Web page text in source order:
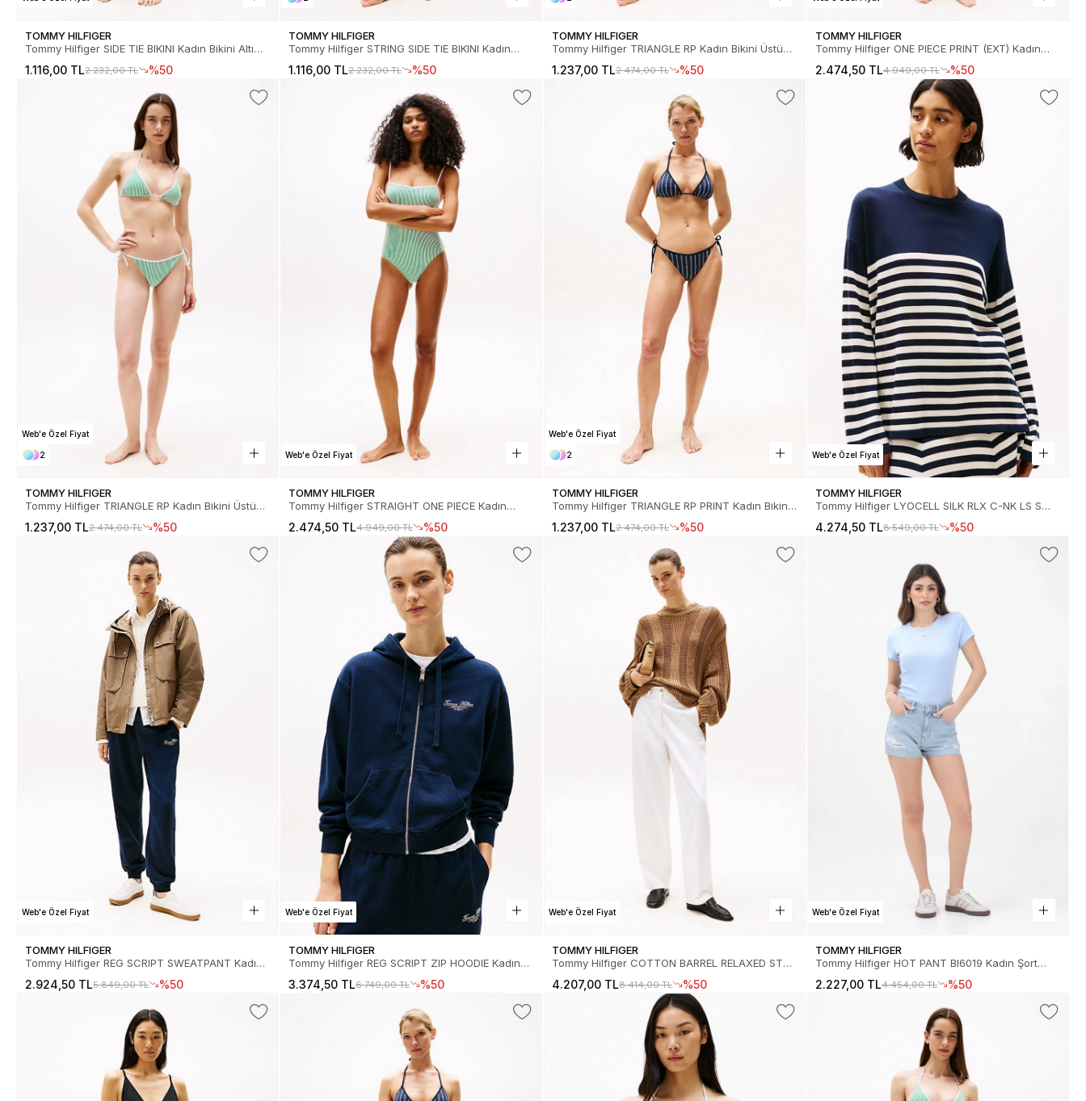
TOMMY HILFIGER
Tommy Hilfiger SIDE TIE BIKINI Kadın Bikini Altı
1.116,00 TL2.232,00 TL %50
TOMMY HILFIGER
Tommy Hilfiger STRING SIDE TIE BIKINI Kadın
1.116,00 TL2.232,00 TL %50
TOMMY HILFIGER
Tommy Hilfiger TRIANGLE RP Kadın Bikini Üstü
1.237,00 TL2.474,00 TL %50
TOMMY HILFIGER
Tommy Hilfiger ONE PIECE PRINT (EXT) Kadın
2.474,50 TL4.949,00 TL %50
Web'e Özel Fiyat
2
TOMMY HILFIGER
Tommy Hilfiger TRIANGLE RP Kadın Bikini Üstü
1.237,00 TL2.474,00 TL %50
Web'e Özel Fiyat
TOMMY HILFIGER
Tommy Hilfiger STRAIGHT ONE PIECE Kadın
2.474,50 TL4.949,00 TL %50
Web'e Özel Fiyat
2
TOMMY HILFIGER
Tommy Hilfiger TRIANGLE RP PRINT Kadın Bikini
1.237,00 TL2.474,00 TL %50
Web'e Özel Fiyat
TOMMY HILFIGER
Tommy Hilfiger LYOCELL SILK RLX C-NK LS SWT
4.274,50 TL8.549,00 TL %50
Web'e Özel Fiyat
TOMMY HILFIGER
Tommy Hilfiger REG SCRIPT SWEATPANT Kadın
2.924,50 TL5.849,00 TL %50
Web'e Özel Fiyat
TOMMY HILFIGER
Tommy Hilfiger REG SCRIPT ZIP HOODIE Kadın
3.374,50 TL6.749,00 TL %50
Web'e Özel Fiyat
TOMMY HILFIGER
Tommy Hilfiger COTTON BARREL RELAXED STR
4.207,00 TL8.414,00 TL %50
Web'e Özel Fiyat
TOMMY HILFIGER
Tommy Hilfiger HOT PANT BI6019 Kadın Şort
2.227,00 TL4.454,00 TL %50